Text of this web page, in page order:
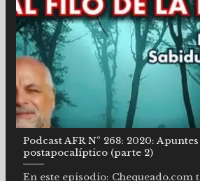
Podcast AFR Nº 268: 2020:
postapocalíptico (parte 2)
En este episodio: Chequeado.com